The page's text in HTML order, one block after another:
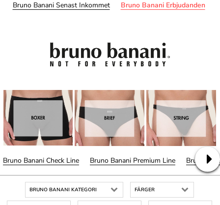
Bruno Banani Senast Inkommet Bruno Banani Erbjudanden
Bruno Banani Check Line Bruno Banani Premium Line Bruno
BRUNO BANANI KATEGORI FÄRGER